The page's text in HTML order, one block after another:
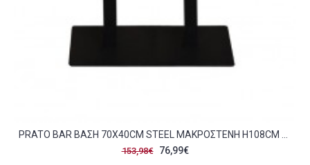
153,98€ 76,99€